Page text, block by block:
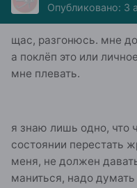
Опубликовано: 3
щас, разгонюсь. мне
а поклёп это или
мне плевать.
я знаю лишь одно, что
состоянии перестать
меня, не должен
маниться, надо